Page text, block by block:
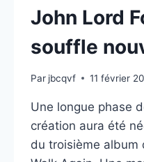
John Lord
souffle
Par jbcqvf 11 février
Une longue phase
création aura été
du troisième album